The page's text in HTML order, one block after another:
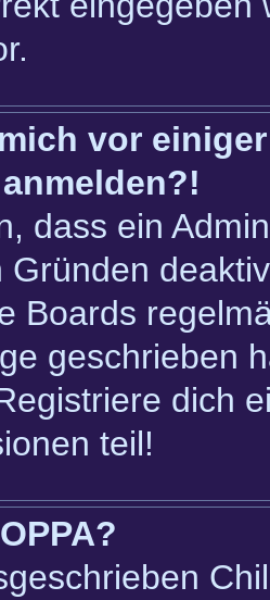
vor
dass ein
Gründen
Boards
geschrieben
dich
teil!